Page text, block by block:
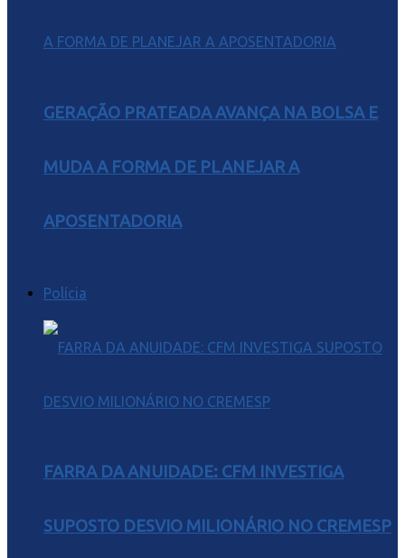
GERAÇÃO PRATEADA AVANÇA NA BOLSA E
MUDA A FORMA DE PLANEJAR A
APOSENTADORIA
Polícia
FARRA DA ANUIDADE: CFM INVESTIGA
SUPOSTO DESVIO MILIONÁRIO NO CREMESP